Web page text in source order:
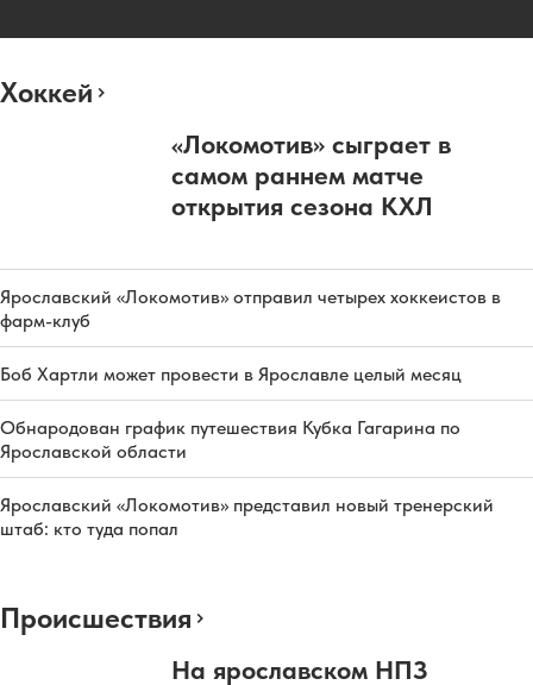
Хоккей
«Локомотив» сыграет в
самом раннем матче
открытия сезона КХЛ
Ярославский «Локомотив» отправил четырех хоккеистов в
фарм-клуб
Боб Хартли может провести в Ярославле целый месяц
Обнародован график путешествия Кубка Гагарина по
Ярославской области
Ярославский «Локомотив» представил новый тренерский
штаб: кто туда попал
Происшествия
На ярославском НПЗ